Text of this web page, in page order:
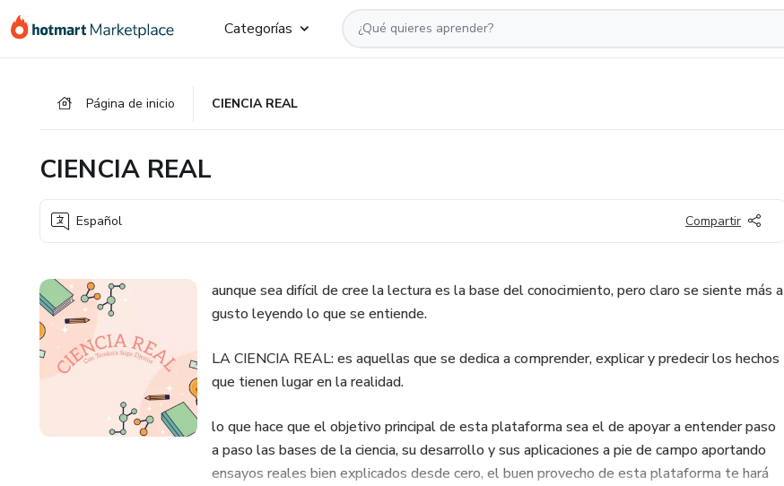
Categorías
Página de inicio CIENCIA REAL
CIENCIA REAL
Español Compartir
aunque sea difícil de cree la lectura es la base del conocimiento, pero claro se siente más a
gusto leyendo lo que se entiende.
LA CIENCIA REAL: es aquellas que se dedica a comprender, explicar y predecir los hechos
que tienen lugar en la realidad.
lo que hace que el objetivo principal de esta plataforma sea el de apoyar a entender paso
a paso las bases de la ciencia, su desarrollo y sus aplicaciones a pie de campo aportando
ensayos reales bien explicados desde cero, el buen provecho de esta plataforma te hará